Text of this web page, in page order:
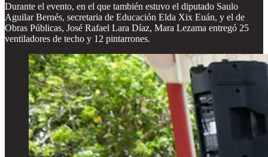
Durante el evento, en el que también estuvo el diputado Saulo
Aguilar Bernés, secretaria de Educación Elda Xix Euán, y el de
Obras Públicas, José Rafael Lara Díaz, Mara Lezama entregó 25
ventiladores de techo y 12 pintarrones.